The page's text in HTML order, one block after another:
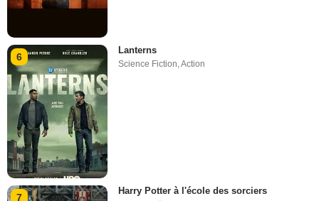
6
Lanterns
Science Fiction,Action
7
Harry Potter à l'école des sorciers